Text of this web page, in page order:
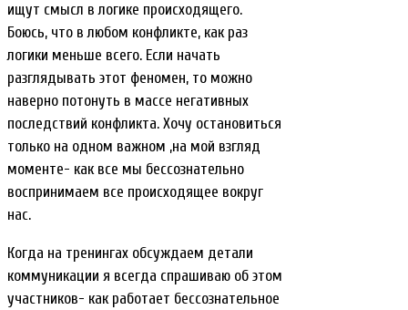
ищут смысл в логике происходящего.
Боюсь, что в любом конфликте, как раз
логики меньше всего. Если начать
разглядывать этот феномен, то можно
наверно потонуть в массе негативных
последствий конфликта. Хочу остановиться
только на одном важном ,на мой взгляд
моменте- как все мы бессознательно
воспринимаем все происходящее вокруг
нас.
Когда на тренингах обсуждаем детали
коммуникации я всегда спрашиваю об этом
участников- как работает бессознательное